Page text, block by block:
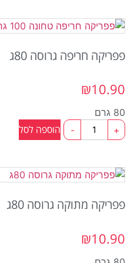
100ג
פפריקה חריפה גרוסה 80ג
₪10.90
80 גרם
-
כמות
פפריקה
80ג
+ הוספה לסל
פפריקה מתוקה גרוסה 80ג
₪10.90